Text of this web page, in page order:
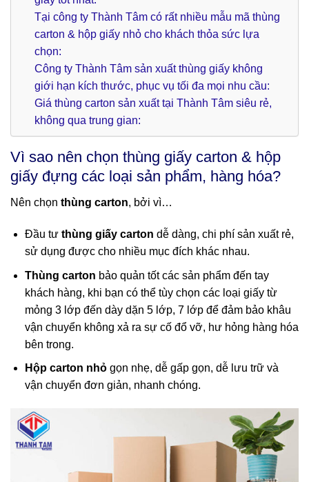
Tại công ty Thành Tâm có rất nhiều mẫu mã thùng
carton & hộp giấy nhỏ cho khách thỏa sức lựa
chọn:
Công ty Thành Tâm sản xuất thùng giấy không
giới hạn kích thước, phục vụ tối đa mọi nhu cầu:
Giá thùng carton sản xuất tại Thành Tâm siêu rẻ,
không qua trung gian:
Vì sao nên chọn thùng giấy carton & hộp
giấy đựng các loại sản phẩm, hàng hóa?
Nên chọn thùng carton, bởi vì…
Đầu tư thùng giấy carton dễ dàng, chi phí sản xuất rẻ,
sử dụng được cho nhiều mục đích khác nhau.
Thùng carton bảo quản tốt các sản phẩm đến tay
khách hàng, khi bạn có thể tùy chọn các loại giấy từ
mỏng 3 lớp đến dày dặn 5 lớp, 7 lớp để đảm bảo khâu
vận chuyển không xả ra sự cố đổ vỡ, hư hỏng hàng hóa
bên trong.
Hộp carton nhỏgọn nhẹ, dễ gấp gọn, dễ lưu trữ và
vận chuyển đơn giản, nhanh chóng.